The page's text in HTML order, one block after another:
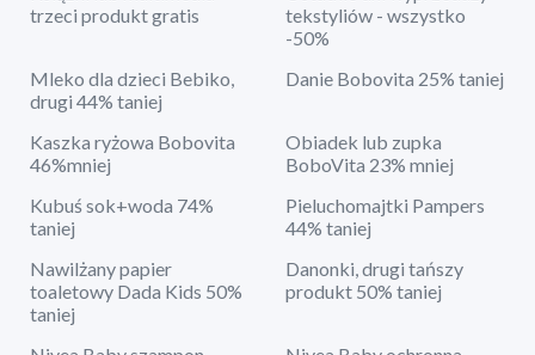
trzeci produkt gratis
tekstyliów - wszystko
-50%
Mleko dla dzieci Bebiko,
drugi 44% taniej
Danie Bobovita 25% taniej
Kaszka ryżowa Bobovita
46%mniej
Obiadek lub zupka
BoboVita 23% mniej
Kubuś sok+woda 74%
taniej
Pieluchomajtki Pampers
44% taniej
Nawilżany papier
toaletowy Dada Kids 50%
taniej
Danonki, drugi tańszy
produkt 50% taniej